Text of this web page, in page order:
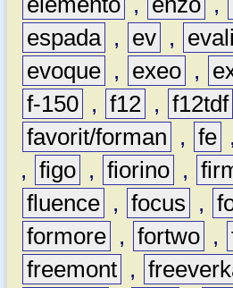
espada , ev ,
evoque , exeo ,
f-150 , f12 , f12tdf
favorit/forman
, fe ,
, figo , fiorino ,
fluence , focus ,
formore , fortwo ,
freemont ,